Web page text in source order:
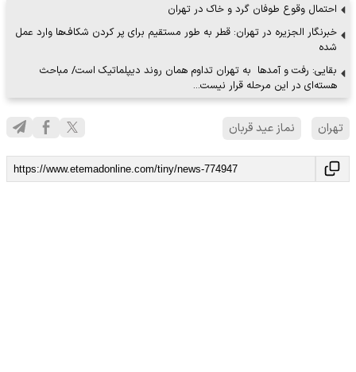
احتمال وقوع طوفان گرد و خاک در تهران
خبرنگار الجزیره در تهران: قطر به طور مستقیم برای پر کردن شکاف‌ها وارد عمل
شده
بقایی: رفت و آمدها به تهران تداوم همان روند دیپلماتیک است/ مباحث
هسته‌ای در این مرحله قرار نیست…
تهران نماز عید قربان